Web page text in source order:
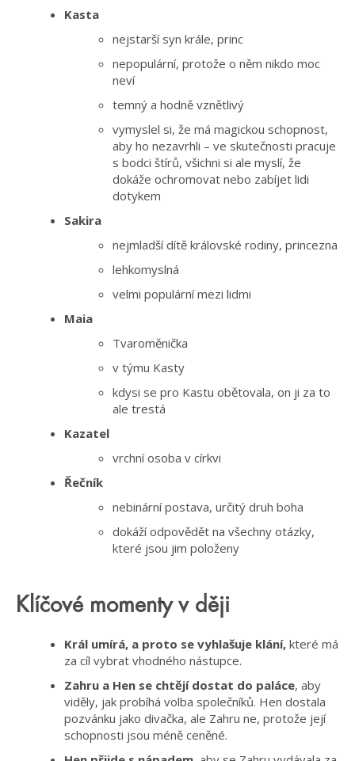
Kasta
nejstarší syn krále, princ
nepopulární, protože o něm nikdo moc
neví
temný a hodně vznětlivý
vymyslel si, že má magickou schopnost,
aby ho nezavrhli – ve skutečnosti pracuje
s bodci štírů, všichni si ale myslí, že
dokáže ochromovat nebo zabíjet lidi
dotykem
Sakira
nejmladší dítě královské rodiny, princezna
lehkomyslná
velmi populární mezi lidmi
Maia
Tvaroměnička
v týmu Kasty
kdysi se pro Kastu obětovala, on ji za to
ale trestá
Kazatel
vrchní osoba v církvi
Řečník
nebinární postava, určitý druh boha
dokáží odpovědět na všechny otázky,
které jsou jim položeny
Klíčové momenty v ději
Král umírá, a proto se vyhlašuje klání, které má
za cíl vybrat vhodného nástupce.
Zahru a Hen se chtějí dostat do paláce, aby
viděly, jak probíhá volba společníků. Hen dostala
pozvánku jako divačka, ale Zahru ne, protože její
schopnosti jsou méně ceněné.